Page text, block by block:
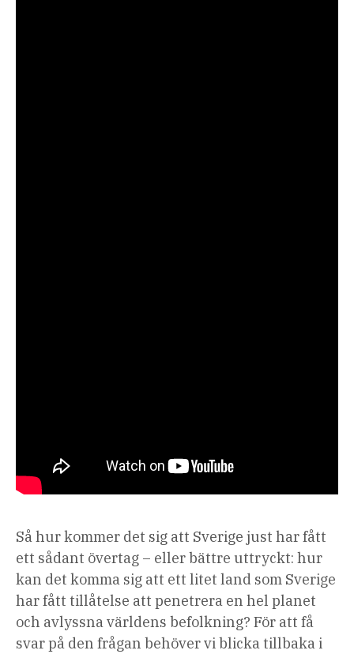
Så hur kommer det sig att Sverige just har fått
ett sådant övertag – eller bättre uttryckt: hur
kan det komma sig att ett litet land som Sverige
har fått tillåtelse att penetrera en hel planet
och avlyssna världens befolkning? För att få
svar på den frågan behöver vi blicka tillbaka i